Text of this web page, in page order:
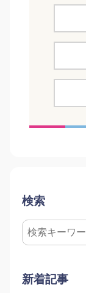
検索
新着記事